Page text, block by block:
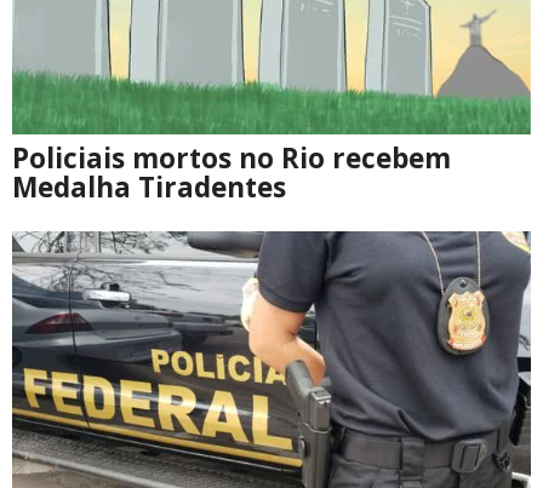
Policiais mortos no Rio recebem
Medalha Tiradentes